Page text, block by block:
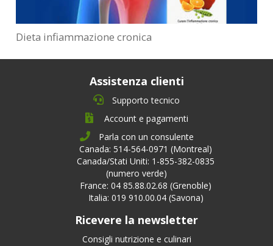
Dieta infiammazione cronica
Assistenza clienti
Supporto tecnico
Account e pagamenti
Parla con un consulente
Canada: 514-564-0971 (Montreal)
Canada/Stati Uniti: 1-855-382-0835
(numero verde)
France: 04 85.88.02.68 (Grenoble)
Italia: 019 910.00.04 (Savona)
Ricevere la newsletter
Consigli nutrizione e culinari